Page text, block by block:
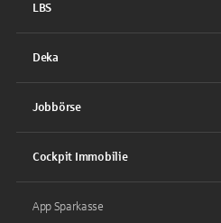
LBS
Deka
Jobbörse
Cockpit Immobilie
App Sparkasse